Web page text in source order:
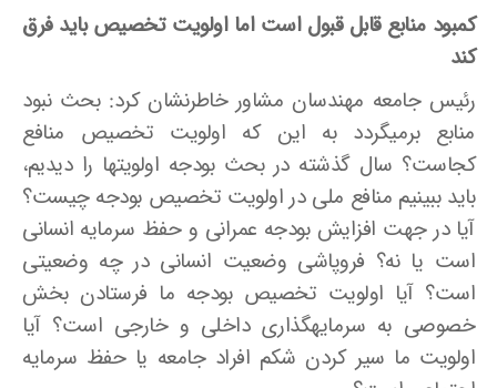
کمبود منابع قابل قبول است اما اولویت تخصیص باید فرق
کند
رئیس جامعه مهندسان مشاور خاطرنشان کرد: بحث نبود
منابع برمی­گردد به این که اولویت تخصیص منافع
کجاست؟ سال گذشته در بحث بودجه اولویت­ها را دیدیم،
باید ببینیم منافع ملی در اولویت تخصیص بودجه چیست؟
آیا در جهت افزایش بودجه عمرانی و حفظ سرمایه انسانی
است یا نه؟ فروپاشی وضعیت انسانی در چه وضعیتی
است؟ آیا اولویت تخصیص بودجه ما فرستادن بخش
خصوصی به سرمایه­گذاری داخلی و خارجی است؟ آیا
اولویت ما سیر کردن شکم افراد جامعه یا حفظ سرمایه